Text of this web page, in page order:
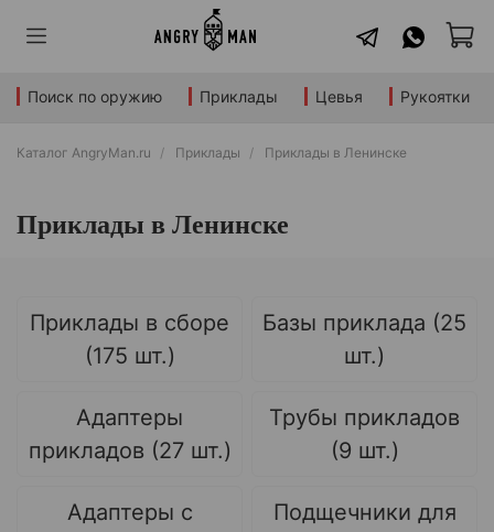
Поиск по оружию Приклады Цевья Рукоятки
Каталог AngryMan.ru Приклады Приклады в Ленинске
Приклады в Ленинске
Приклады в сборе
(175 шт.)
Базы приклада (25
шт.)
Адаптеры
прикладов (27 шт.)
Трубы прикладов
(9 шт.)
Адаптеры с
Подщечники для